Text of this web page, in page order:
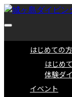
はじめての
はじめ
体験ダ
イベント